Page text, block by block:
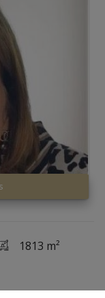
1813 m²